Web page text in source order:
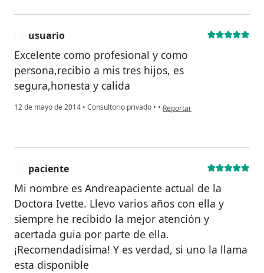
usuario
Excelente como profesional y como
persona,recibio a mis tres hijos, es
segura,honesta y calida
12 de mayo de 2014 • Consultorio privado • • en opinión del usuario usuario
Reportar
paciente
Mi nombre es Andreapaciente actual de la
Doctora Ivette. Llevo varios años con ella y
siempre he recibido la mejor atención y
acertada guia por parte de ella.
¡Recomendadisima! Y es verdad, si uno la llama
esta disponible